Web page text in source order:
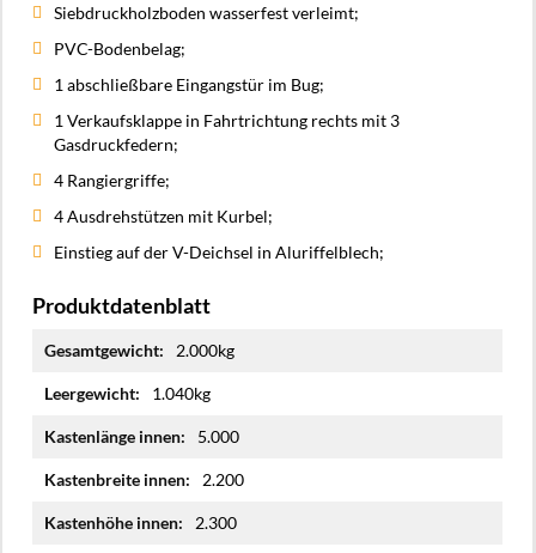
Siebdruckholzboden wasserfest verleimt;
PVC-Bodenbelag;
1 abschließbare Eingangstür im Bug;
1 Verkaufsklappe in Fahrtrichtung rechts mit 3
Gasdruckfedern;
4 Rangiergriffe;
4 Ausdrehstützen mit Kurbel;
Einstieg auf der V-Deichsel in Aluriffelblech;
Produktdatenblatt
Informationen
2.000kg
1.040kg
5.000
2.200
2.300